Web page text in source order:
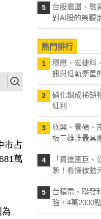
市占
萬
5
台股震盪、融
對AI股的樂觀
熱門排行
1
穩懋、宏捷科
訊與低軌衛星
2
磷化銦成稀缺
紅利
3
欣興、景碩、
板三雄誰最具
4
「買進國巨
斬！看懂被動
5
台積電、聯發
強，4萬2000